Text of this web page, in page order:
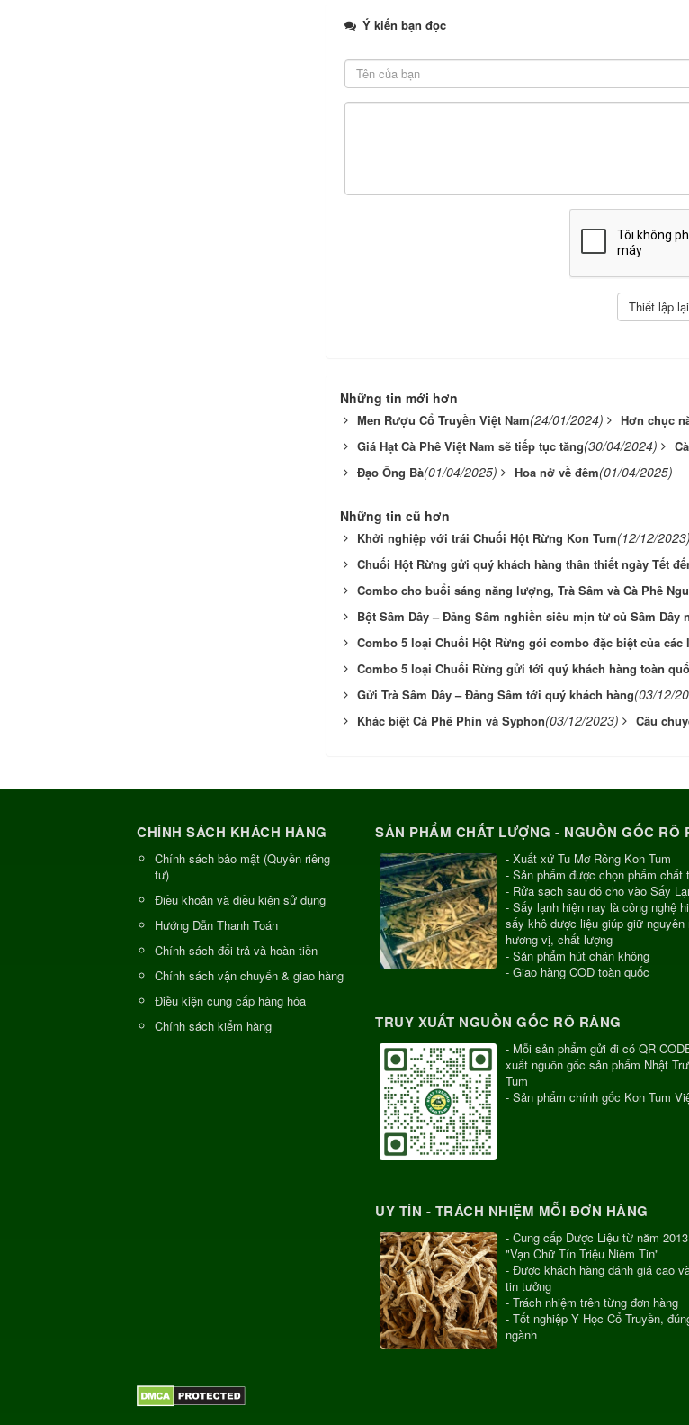
Ý kiến bạn đọc
Những tin mới hơn
Men Rượu Cổ Truyền Việt Nam(24/01/2024) Hơn chục
Giá Hạt Cà Phê Việt Nam sẽ tiếp tục tăng(30/04/2024)
Đạo Ông Bà(01/04/2025) Hoa nở về đêm(01/04/2025)
Những tin cũ hơn
Khởi nghiệp với trái Chuối Hột Rừng Kon Tum(12/12/2023)
Chuối Hột Rừng gửi quý khách hàng thân thiết ngày Tết
Combo cho buổi sáng năng lượng, Trà Sâm và Cà Phê
Bột Sâm Dây – Đảng Sâm nghiền siêu mịn từ củ Sâm Dây
Combo 5 loại Chuối Hột Rừng gói combo đặc biệt của
Combo 5 loại Chuối Rừng gửi tới quý khách hàng toàn
Gửi Trà Sâm Dây – Đảng Sâm tới quý khách hàng(03/12/
Khác biệt Cà Phê Phin và Syphon(03/12/2023) Câu
CHÍNH SÁCH KHÁCH HÀNG
Chính sách bảo mật (Quyền riêng
tư)
Điều khoản và điều kiện sử dụng
Hướng Dẫn Thanh Toán
Chính sách đổi trả và hoàn tiền
Chính sách vận chuyển & giao hàng
Điều kiện cung cấp hàng hóa
Chính sách kiểm hàng
SẢN PHẨM CHẤT LƯỢNG - NGUỒN GỐC RÕ
- Xuất xứ Tu Mơ Rông Kon Tum
- Sản phẩm được chọn phẩm chất
- Rửa sạch sau đó cho vào Sấy
- Sấy lạnh hiện nay là công nghệ
sấy khô dược liệu giúp giữ nguyên
hương vị, chất lượng
- Sản phẩm hút chân không
- Giao hàng COD toàn quốc
TRUY XUẤT NGUỒN GỐC RÕ RÀNG
- Mỗi sản phẩm gửi đi có QR
xuất nguồn gốc sản phẩm Nhật
Tum
- Sản phẩm chính gốc Kon Tum
UY TÍN - TRÁCH NHIỆM MỖI ĐƠN HÀNG
- Cung cấp Dược Liệu từ năm
"Vạn Chữ Tín Triệu Niềm Tin"
- Được khách hàng đánh giá cao
tin tưởng
- Trách nhiệm trên từng đơn hàng
- Tốt nghiệp Y Học Cổ Truyền,
ngành